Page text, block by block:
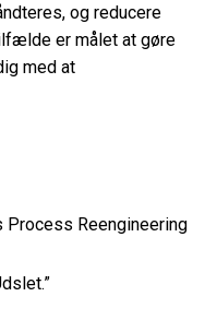
og reducere
er målet at gøre
med at
Process Reengineering